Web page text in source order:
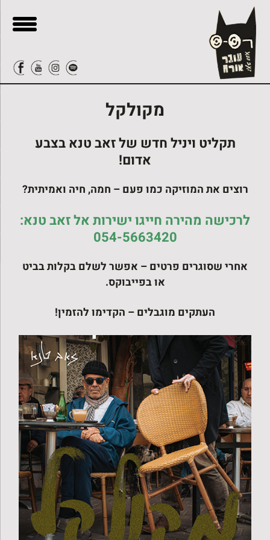
עבור
לתוכן
צור-קשר
מקולקל
תקליט ויניל חדש של זאב טנא בצבע
אדום!
רוצים את המוזיקה כמו פעם – חמה, חיה ואמיתית?
לרכישה מהירה חייגו ישירות אל זאב טנא:
054-5663420
אחרי שסוגרים פרטים – אפשר לשלם בקלות בביט
או בפייבוקס.
העתקים מוגבלים – הקדימו להזמין!